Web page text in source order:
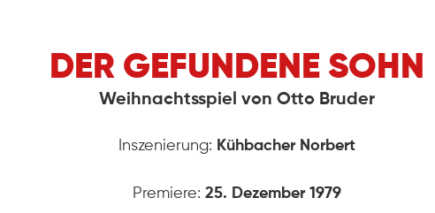
DER GEFUNDENE SOHN
Weihnachtsspiel von Otto Bruder
Inszenierung: Kühbacher Norbert
Premiere: 25. Dezember 1979